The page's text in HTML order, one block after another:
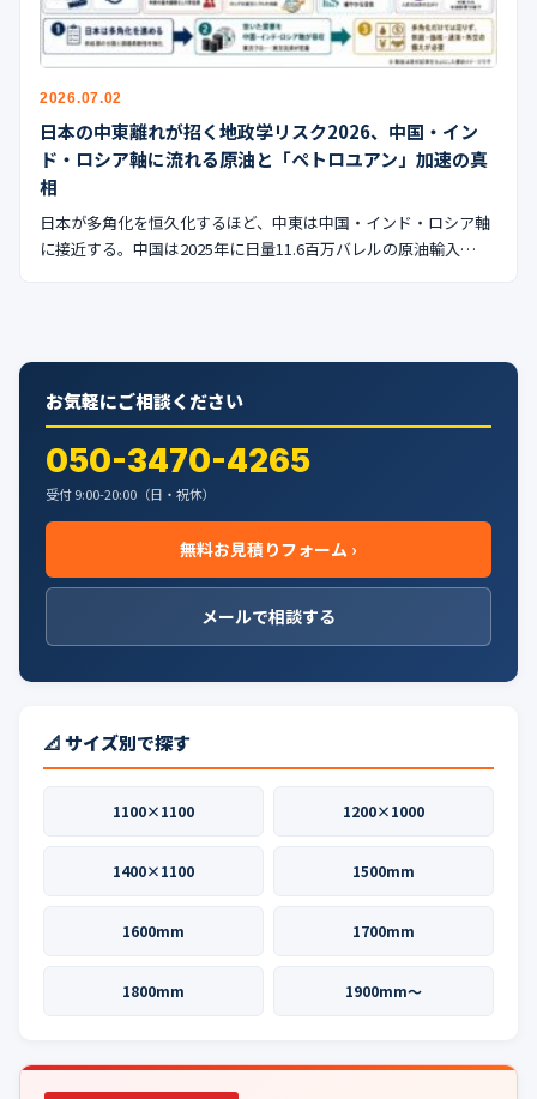
2026.07.02
日本の中東離れが招く地政学リスク2026、中国・イン
ド・ロシア軸に流れる原油と「ペトロユアン」加速の真
相
日本が多角化を恒久化するほど、中東は中国・インド・ロシア軸
に接近する。中国は2025年に日量11.6百万バレルの原油輸入…
お気軽にご相談ください
050-3470-4265
受付 9:00-20:00（日・祝休）
無料お見積りフォーム ›
メールで相談する
📐 サイズ別で探す
1100×1100 1200×1000
1400×1100 1500mm
1600mm 1700mm
1800mm 1900mm〜